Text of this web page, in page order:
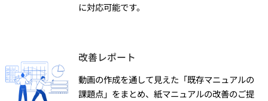
に対応可能です。
改善レポート
動画の作成を通して見えた「既存マニュアルの
課題点」をまとめ、紙マニュアルの改善のご提